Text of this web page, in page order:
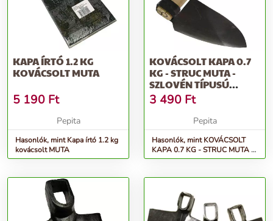
KAPA ÍRTÓ 1.2 KG
KOVÁCSOLT MUTA
5 190 Ft
Pepita
Hasonlók, mint Kapa írtó 1.2 kg
kovácsolt MUTA
KOVÁCSOLT KAPA 0.7
KG - STRUC MUTA -
SZLOVÉN TÍPUSÚ
MEGERŐSÍTETT...
3 490 Ft
Pepita
Hasonlók, mint KOVÁCSOLT
KAPA 0.7 KG - STRUC MUTA -
Szlovén típusú megerősített...